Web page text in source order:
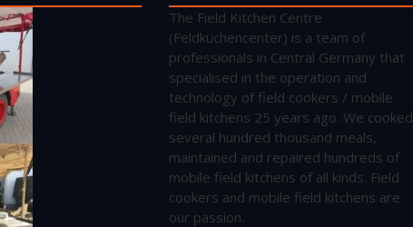
The Field Kitchen Centre
(Feldküchencenter) is a team of
professionals in Central Germany that
specialised in the operation and
technology of field cookers / mobile
field kitchens 25 years ago. We cooked
several hundred thousand meals,
maintained and repaired hundreds of
mobile field kitchens of all kinds. Field
cookers and mobile field kitchens are
our passion.